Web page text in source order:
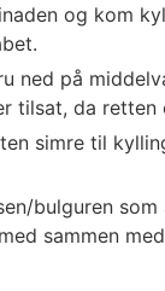
og kom
ned på
tilsat, da retten
simre til
bulguren
sammen